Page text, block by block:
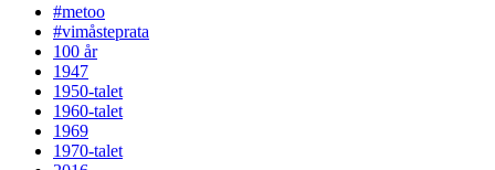
#metoo
#vimåsteprata
100 år
1947
1950-talet
1960-talet
1969
1970-talet